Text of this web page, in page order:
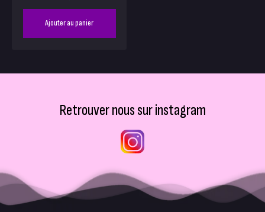
Ajouter au panier
Retrouver nous sur instagram